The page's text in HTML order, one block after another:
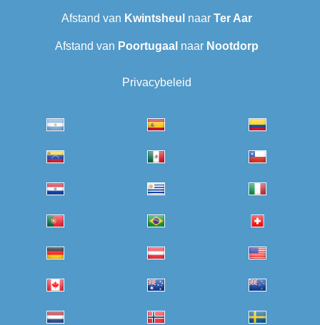
Afstand van Kwintsheul naar Ter Aar
Afstand van Poortugaal naar Nootdorp
Privacybeleid